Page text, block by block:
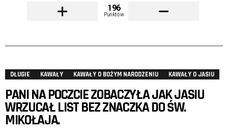
196
Punktów
DŁUGIE KAWAŁY KAWAŁY O BOŻYM NARODZENIU KAWAŁY O JASIU
PANI NA POCZCIE ZOBACZYŁA JAK JASIU
WRZUCAŁ LIST BEZ ZNACZKA DO ŚW.
MIKOŁAJA.